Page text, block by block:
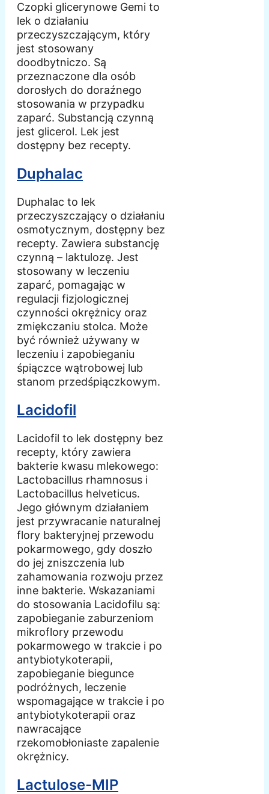
Czopki glicerynowe Gemi to
lek o działaniu
przeczyszczającym, który
jest stosowany
doodbytniczo. Są
przeznaczone dla osób
dorosłych do doraźnego
stosowania w przypadku
zaparć. Substancją czynną
jest glicerol. Lek jest
dostępny bez recepty.
Duphalac
Duphalac to lek
przeczyszczający o działaniu
osmotycznym, dostępny bez
recepty. Zawiera substancję
czynną – laktulozę. Jest
stosowany w leczeniu
zaparć, pomagając w
regulacji fizjologicznej
czynności okrężnicy oraz
zmiękczaniu stolca. Może
być również używany w
leczeniu i zapobieganiu
śpiączce wątrobowej lub
stanom przedśpiączkowym.
Lacidofil
Lacidofil to lek dostępny bez
recepty, który zawiera
bakterie kwasu mlekowego:
Lactobacillus rhamnosus i
Lactobacillus helveticus.
Jego głównym działaniem
jest przywracanie naturalnej
flory bakteryjnej przewodu
pokarmowego, gdy doszło
do jej zniszczenia lub
zahamowania rozwoju przez
inne bakterie. Wskazaniami
do stosowania Lacidofilu są:
zapobieganie zaburzeniom
mikroflory przewodu
pokarmowego w trakcie i po
antybiotykoterapii,
zapobieganie biegunce
podróżnych, leczenie
wspomagające w trakcie i po
antybiotykoterapii oraz
nawracające
rzekomobłoniaste zapalenie
okrężnicy.
Lactulose-MIP